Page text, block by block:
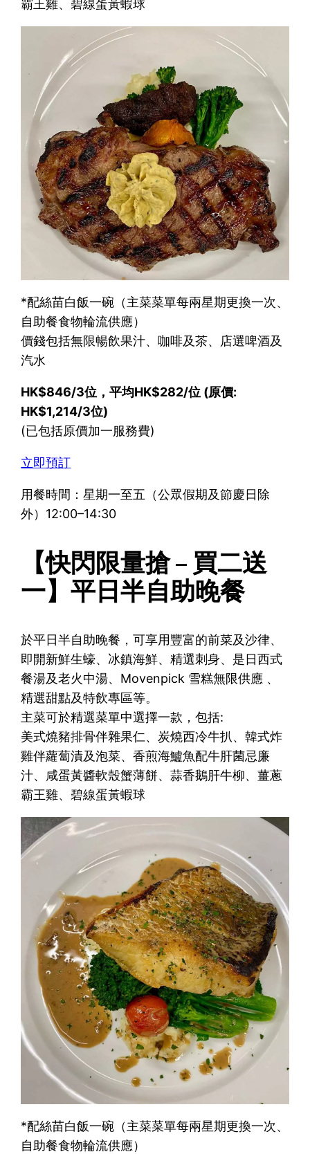
霸王雞、碧線蛋黃蝦球
*配絲苗白飯一碗（主菜菜單每兩星期更換一次、
自助餐食物輪流供應）
價錢包括無限暢飲果汁、咖啡及茶、店選啤酒及
汽水
HK$846/3位，平均HK$282/位 (原價:
HK$1,214/3位)
(已包括原價加一服務費)
立即預訂
用餐時間：星期一至五（公眾假期及節慶日除
外）12:00–14:30
【快閃限量搶 – 買二送
一】平日半自助晚餐
於平日半自助晚餐，可享用豐富的前菜及沙律、
即開新鮮生蠔、冰鎮海鮮、精選刺身、是日西式
餐湯及老火中湯、Movenpick 雪糕無限供應 、
精選甜點及特飲專區等。
主菜可於精選菜單中選擇一款，包括:
美式燒豬排骨伴雜果仁、炭燒西冷牛扒、韓式炸
雞伴蘿蔔漬及泡菜、香煎海鱸魚配牛肝菌忌廉
汁、咸蛋黃醬軟殼蟹薄餅、蒜香鵝肝牛柳、薑蔥
霸王雞、碧線蛋黃蝦球
*配絲苗白飯一碗（主菜菜單每兩星期更換一次、
自助餐食物輪流供應）